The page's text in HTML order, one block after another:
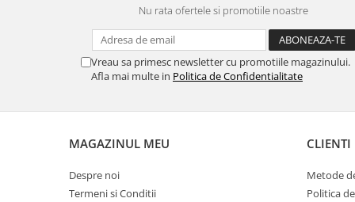
Nu rata ofertele si promotiile noastre
Vreau sa primesc newsletter cu promotiile magazinului.
Afla mai multe in Politica de Confidentialitate
MAGAZINUL MEU
Despre noi
Termeni si Conditii
CLIENTI
Metode
Politica